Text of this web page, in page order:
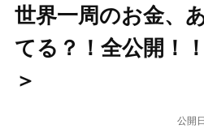
世界一周のお金、
てる？！全公開！
＞
公開